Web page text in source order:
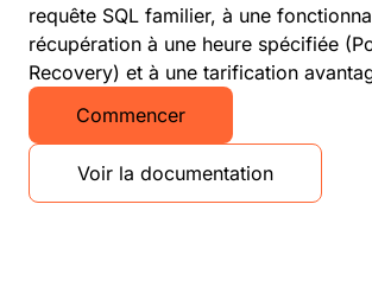
requête SQL familier, à une
récupération à une heure spécifiée
Recovery) et à une tarification
Commencer
Voir la documentation